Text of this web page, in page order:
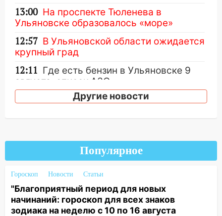
13:00 На проспекте Тюленева в
Ульяновске образовалось «море»
12:57 В Ульяновской области ожидается
крупный град
12:11 Где есть бензин в Ульяновске 9
августа: список АЗС
11:55
Соцсети: светофор упал на
11:00 В Ульяновской области люди в
СНТ сидят без света
Прокуратура подвела итоги
недели в Ульяновской области
09:18 Из-за ливня заблокировано
движение трамваев в Ульяновске
Другие новости
Популярное
Гороскоп Новости Статьи
"Благоприятный период для новых
начинаний: гороскоп для всех знаков
зодиака на неделю с 10 по 16 августа